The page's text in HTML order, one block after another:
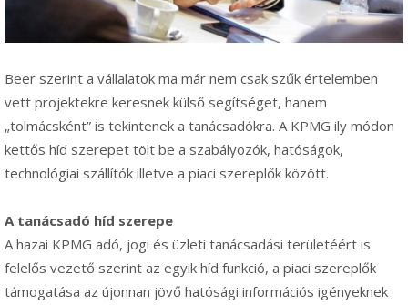
Beer szerint a vállalatok ma már nem csak szűk értelemben
vett projektekre keresnek külső segítséget, hanem
„tolmácsként” is tekintenek a tanácsadókra. A KPMG ily módon
kettős híd szerepet tölt be a szabályozók, hatóságok,
technológiai szállítók illetve a piaci szereplők között.
A tanácsadó híd szerepe
A hazai KPMG adó, jogi és üzleti tanácsadási területéért is
felelős vezető szerint az egyik híd funkció, a piaci szereplők
támogatása az újonnan jövő hatósági információs igényeknek